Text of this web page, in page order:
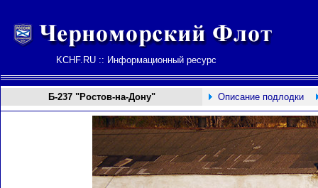
KCHF.RU :: Информационный ресурс
Б-237 "Ростов-на-Дону" Описание подлодки